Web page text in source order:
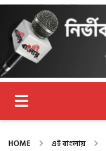
HOME এই বাংলায়